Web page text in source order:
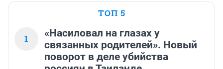
ТОП 5
1
«Насиловал на глазах у
связанных родителей». Новый
поворот в деле убийства